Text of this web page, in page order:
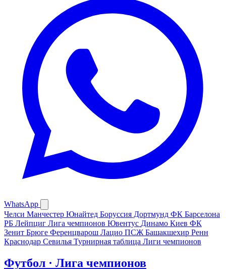
WhatsApp
Челси Манчестер Юнайтед Боруссия Дортмунд ФК Барселона
РБ Лейпциг Лига чемпионов Ювентус Динамо Киев ФК
Зенит Брюге Ференцварош Лацио ПСЖ Башакшехир Ренн
Краснодар Севилья Турнирная таблица Лиги чемпионов
Футбол · Лига чемпионов